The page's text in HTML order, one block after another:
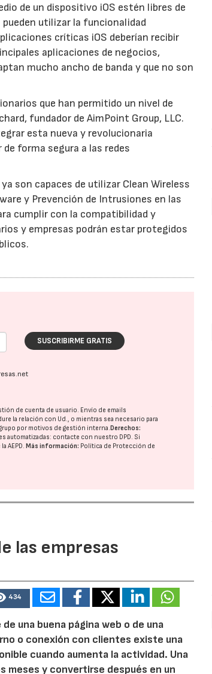
de un dispositivo iOS estén libres de
utilizar la funcionalidad
críticas iOS deberían recibir
aplicaciones de negocios,
mucho ancho de banda y que no son
que han permitido un nivel de
fundador de AimPoint Group, LLC.
esta nueva y revolucionaria
forma segura a las redes
son capaces de utilizar Clean Wireless
y Prevención de Intrusiones en las
cumplir con la compatibilidad y
y empresas podrán estar protegidos
SUSCRIBIRME GRATIS
de cuenta de usuario. Envío de emails
la relación con Ud., o mientras sea necesario para
por motivos de gestión interna. Derechos:
automatizadas: contacte con nuestro DPD. Si
laAEPD. Más información: Política de Protección de
las empresas
434
una buena página web o de una
o conexión con clientes existe una
cuando aumenta la actividad. Una
meses y convertirse después en un
30/07/2026